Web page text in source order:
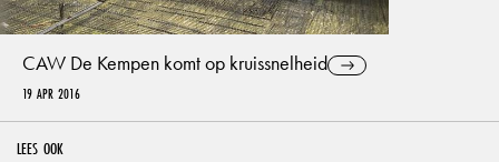
CAW De Kempen komt op kruissnelheid
19 APR 2016
LEES OOK